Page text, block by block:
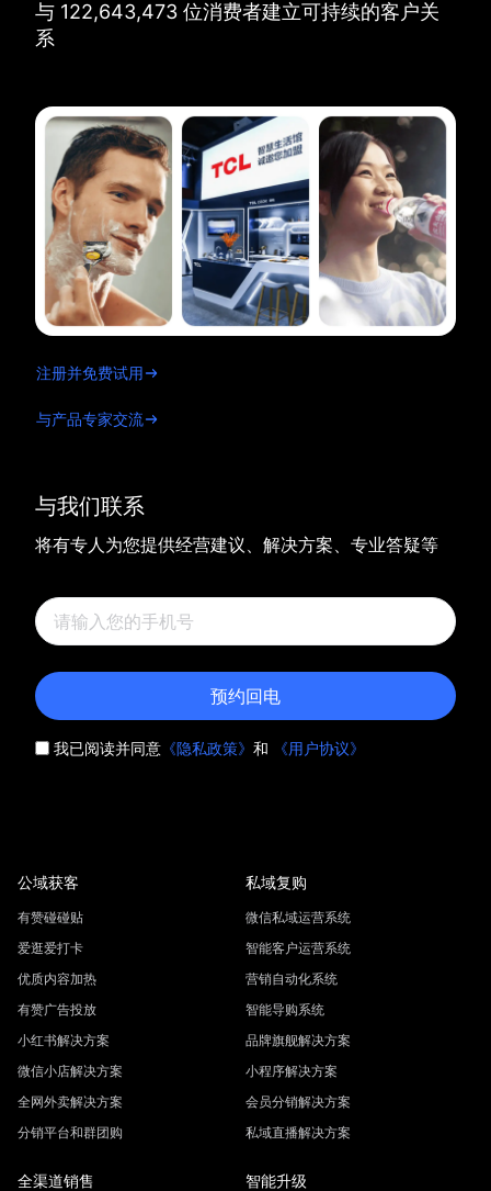
与 122,643,473 位消费者建立可持续的客户关
系
与我们联系
将有专人为您提供经营建议、解决方案、专业答疑等
预约回电
我已阅读并同意 《隐私政策》 和 《用户协议》
注册并免费试用
与产品专家交流
公域获客
有赞碰碰贴
爱逛爱打卡
优质内容加热
有赞广告投放
小红书解决方案
微信小店解决方案
全网外卖解决方案
分销平台和群团购
私域复购
微信私域运营系统
智能客户运营系统
营销自动化系统
智能导购系统
品牌旗舰解决方案
小程序解决方案
会员分销解决方案
私域直播解决方案
全渠道销售 智能升级